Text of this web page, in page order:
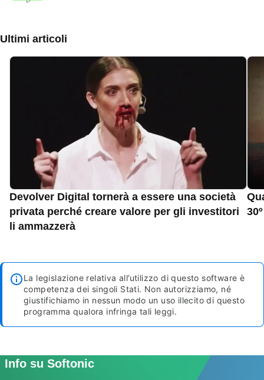
Ultimi articoli
Devolver Digital tornerà a essere una società
privata perché creare valore per gli investitori
li ammazzerà
La legislazione relativa all’utilizzo di questo software è
competenza dei singoli Stati. Non autorizziamo, né
giustifichiamo in nessun modo un uso illecito di questo
programma qualora infringa tali leggi.
Info su Softonic